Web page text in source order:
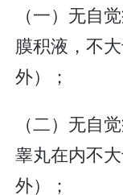
（一）无自
膜积液，不
外）；
（二）无自
睾丸在内不
外）；